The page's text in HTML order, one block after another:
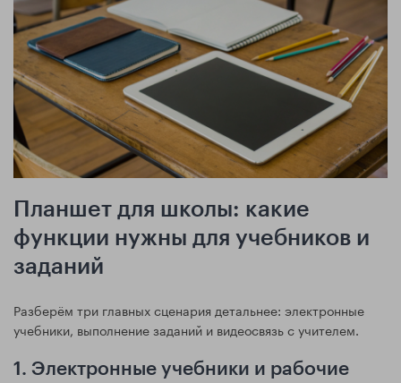
Планшет для школы: какие
функции нужны для учебников и
заданий
Разберём три главных сценария детальнее: электронные
учебники, выполнение заданий и видеосвязь с учителем.
1. Электронные учебники и рабочие